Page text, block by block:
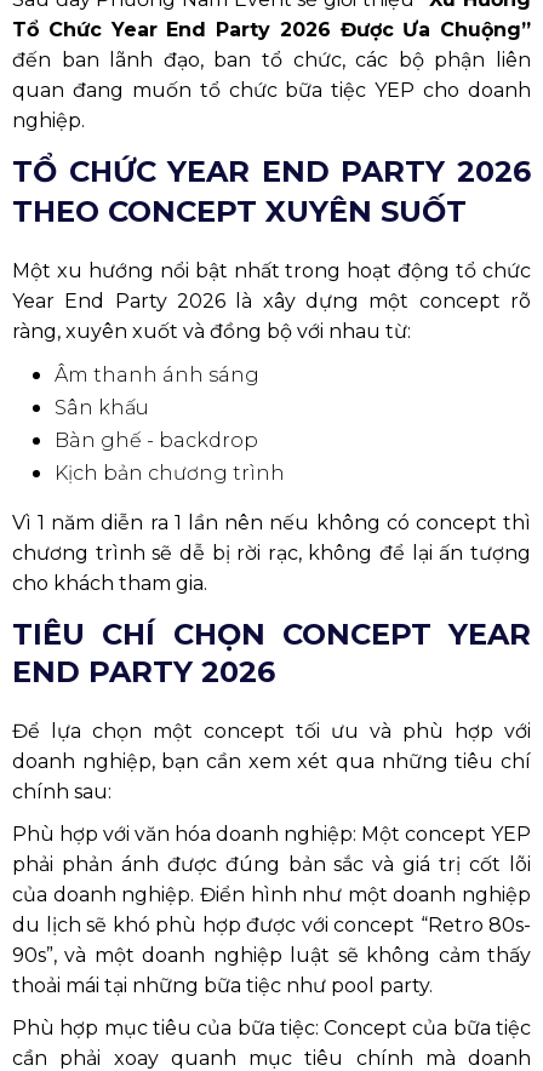
Tổ Chức Year End Party 2026 Được Ưa Chuộng”
đến ban lãnh đạo, ban tổ chức, các bộ phận liên
quan đang muốn tổ chức bữa tiệc YEP cho doanh
nghiệp.
TỔ CHỨC YEAR END PARTY 2026
THEO CONCEPT XUYÊN SUỐT
Một xu hướng nổi bật nhất trong hoạt động tổ chức
Year End Party 2026 là xây dựng một concept rõ
ràng, xuyên xuốt và đồng bộ với nhau từ:
Âm thanh ánh sáng
Sân khấu
Bàn ghế - backdrop
Kịch bản chương trình
Vì 1 năm diễn ra 1 lần nên nếu không có concept thì
chương trình sẽ dễ bị rời rạc, không để lại ấn tượng
cho khách tham gia.
TIÊU CHÍ CHỌN CONCEPT YEAR
END PARTY 2026
Để lựa chọn một concept tối ưu và phù hợp với
doanh nghiệp, bạn cần xem xét qua những tiêu chí
chính sau:
Phù hợp với văn hóa doanh nghiệp: Một concept YEP
phải phản ánh được đúng bản sắc và giá trị cốt lõi
của doanh nghiệp. Điển hình như một doanh nghiệp
du lịch sẽ khó phù hợp được với concept “Retro 80s-
90s”, và một doanh nghiệp luật sẽ không cảm thấy
thoải mái tại những bữa tiệc như pool party.
Phù hợp mục tiêu của bữa tiệc: Concept của bữa tiệc
cần phải xoay quanh mục tiêu chính mà doanh